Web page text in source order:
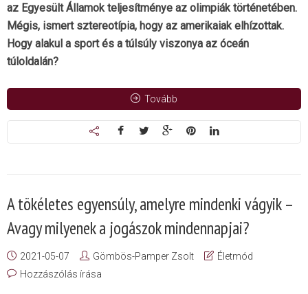
az Egyesült Államok teljesítménye az olimpiák történetében.
Mégis, ismert sztereotípia, hogy az amerikaiak elhízottak.
Hogy alakul a sport és a túlsúly viszonya az óceán
túloldalán?
Tovább
A tökéletes egyensúly, amelyre mindenki vágyik –
Avagy milyenek a jogászok mindennapjai?
2021-05-07 Gömbös-Pamper Zsolt
Életmód
Hozzászólás írása